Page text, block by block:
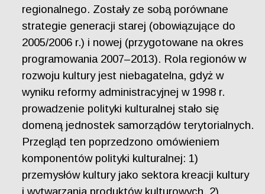
regionalnego. Zostały ze sobą porównane
strategie generacji starej (obowiązujące do
2005/2006 r.) i nowej (przygotowane na okres
programowania 2007–2013). Rola regionów w
rozwoju kultury jest niebagatelna, gdyż w
wyniku reformy administracyjnej w 1998 r.
prowadzenie polityki kulturalnej stało się
domeną jednostek samorządów terytorialnych.
Przegląd ten poprzedzono omówieniem
komponentów polityki kulturalnej: 1)
przemysłów kultury jako sektora kreacji kultury
i wytwarzania produktów kulturowych, 2)